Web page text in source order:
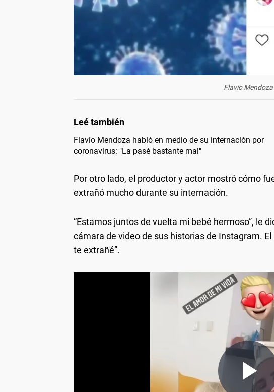
Flavio Mendoza
Flavio Mendoza habló en medio de su internación por
coronavirus: "La pasé bastante mal"
Por otro lado, el productor y actor mostró cómo
extrañó mucho durante su internación.
“Estamos juntos de vuelta mi bebé hermoso”, le
cámara de video de sus historias de Instagram.
te extrañé”.